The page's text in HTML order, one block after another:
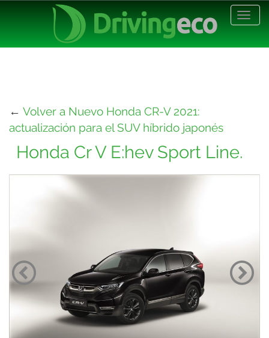
← Volver a Nuevo Honda CR-V 2021:
actualización para el SUV híbrido japonés
Honda Cr V E:hev Sport Line.